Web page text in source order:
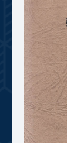
주년
성과 50선
세계와 함께
VR 역사관